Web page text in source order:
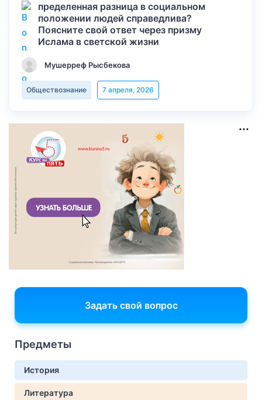
пределенная разница в социальном
положении людей справедлива?
Поясните свой ответ через призму
Ислама в светской жизни
Мушерреф Рысбекова
Обществознание 7 апреля, 2026
Задать свой вопрос
Предметы
История
Литература